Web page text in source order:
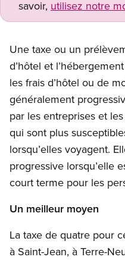
savoir, utilisez notre
Une taxe ou un
d’hôtel et
les frais d’hôtel ou de
généralement
par les entreprises et
qui sont plus
lorsqu’elles voyagent.
progressive lorsqu’elle
court terme pour les
Un meilleur moyen
La taxe de quatre pour
à Saint-Jean, à Terre-